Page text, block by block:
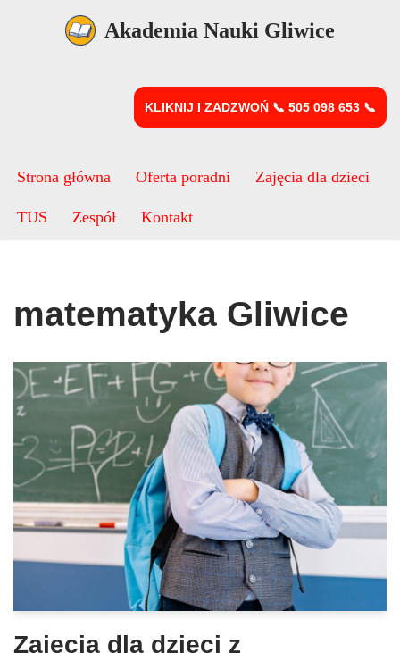
Akademia Nauki Gliwice
KLIKNIJ I ZADZWOŃ 📞 505 098 653 📞
Strona główna Oferta poradni Zajęcia dla dzieci
TUS Zespół Kontakt
matematyka Gliwice
Zajęcia dla dzieci z